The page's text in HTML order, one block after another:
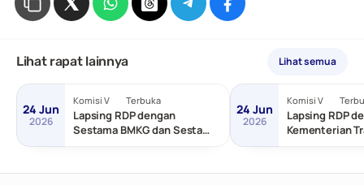
Lihat rapat lainnya Lihat semua
24 Jun
2026
Komisi V Terbuka
Lapsing RDP dengan
Sestama BMKG dan Sestama
24 Jun
2026
Komisi V
Lapsing RDP
Kementerian